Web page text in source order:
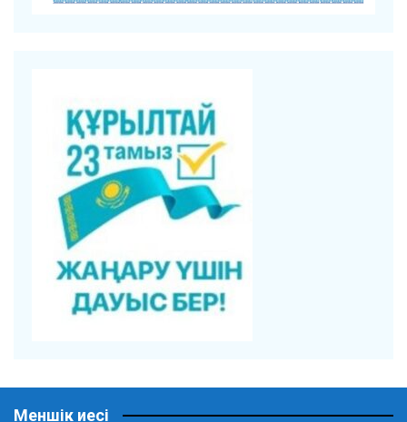
Меншік иесі